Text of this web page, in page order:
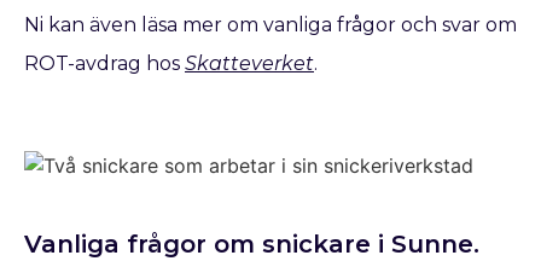
Ni kan även läsa mer om vanliga frågor och svar om
ROT-avdrag hos Skatteverket.
Vanliga frågor om snickare i Sunne.